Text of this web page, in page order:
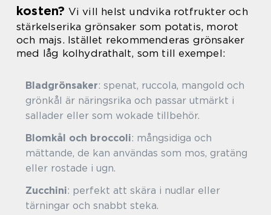
kosten? Vi vill helst undvika rotfrukter och
stärkelserika grönsaker som potatis, morot
och majs. Istället rekommenderas grönsaker
med låg kolhydrathalt, som till exempel:
Bladgrönsaker: spenat, ruccola, mangold och
grönkål är näringsrika och passar utmärkt i
sallader eller som wokade tillbehör.
Blomkål och broccoli: mångsidiga och
mättande, de kan användas som mos, gratäng
eller rostade i ugn.
Zucchini: perfekt att skära i nudlar eller
tärningar och snabbt steka.